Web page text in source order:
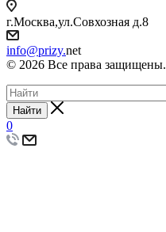
г.Москва,ул.Совхозная д.8
info@prizy.net
© 2026 Все права защищены.
Найти
0